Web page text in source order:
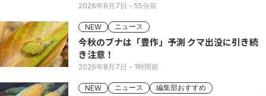
2026年8月7日 - 55分前
NEW ニュース
今秋のブナは「豊作」予測 クマ出没に引き続
き注意！
2026年8月7日 - 1時間前
NEW ニュース 編集部おすすめ